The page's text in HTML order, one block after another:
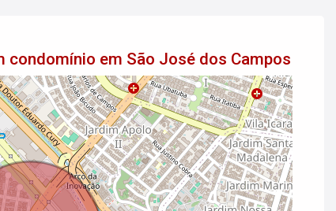
condomínio em São José dos Campos